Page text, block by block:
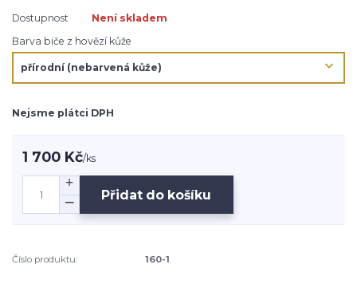
Dostupnost
Není skladem
Barva biče z hovězí kůže
Nejsme plátci DPH
1 700 Kč/ks
Přidat do košíku
Číslo produktu: 160-1